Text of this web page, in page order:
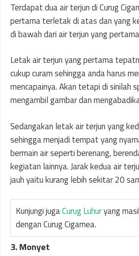
Terdapat dua air terjun di Curug
pertama terletak di atas dan yang
di bawah dari air terjun yang
Letak air terjun yang pertama
cukup curam sehingga anda harus
mencapainya. Akan tetapi di sinilah
mengambil gambar dan
Sedangakan letak air terjun yang
sehingga menjadi tempat yang
bermain air seperti berenang,
kegiatan lainnya. Jarak kedua air
jauh yaitu kurang lebih sekitar 20
Kunjungi jugaCurug Luhuryang
dengan Curug Cigamea.
3. Monyet